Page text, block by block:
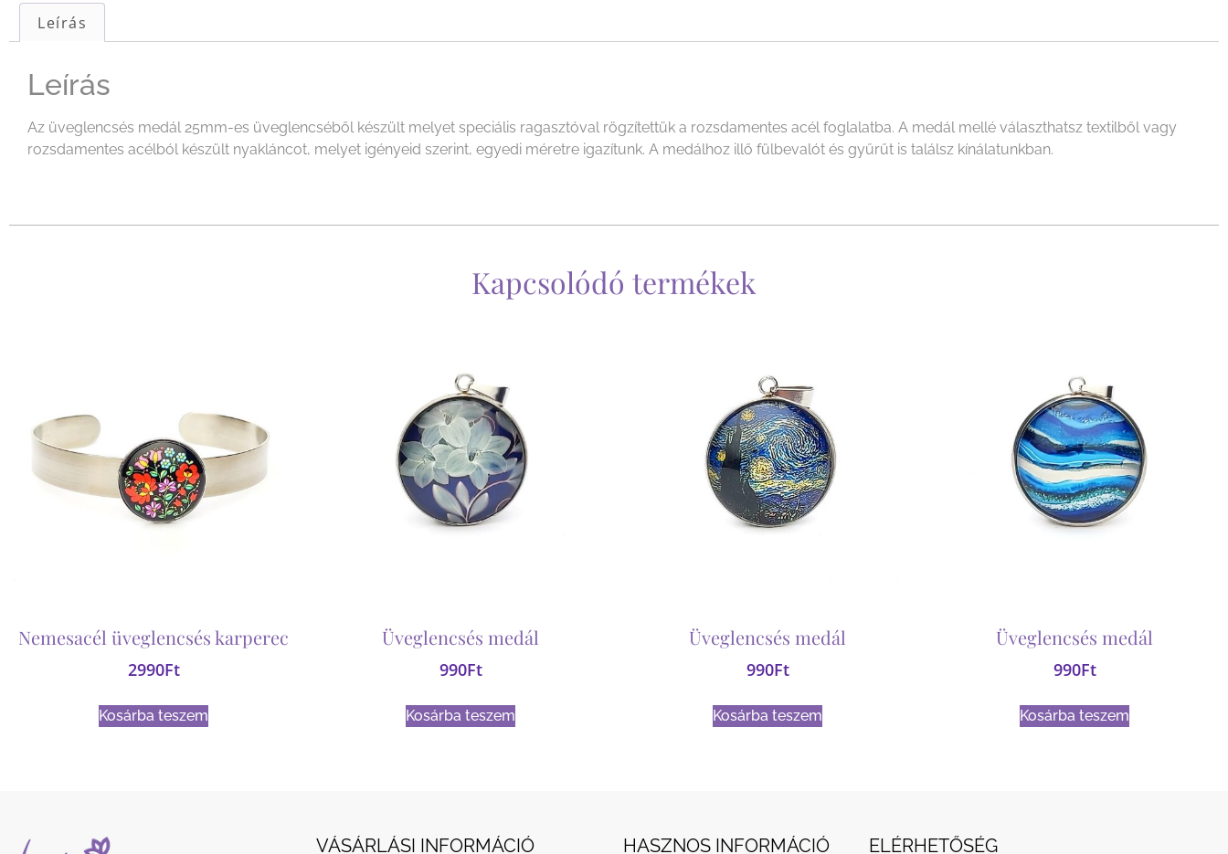
Leírás
Leírás
Az üveglencsés medál 25mm-es üveglencséből készült melyet speciális ragasztóval rögzítettük a rozsdamentes acél foglalatba. A medál mellé választhatsz textilből vagy
rozsdamentes acélból készült nyakláncot, melyet igényeid szerint, egyedi méretre igazítunk. A medálhoz illő fülbevalót és gyűrűt is találsz kínálatunkban.
Kapcsolódó termékek
Nemesacél üveglencsés karperec
2990Ft
Kosárba teszem
Üveglencsés medál
990Ft
Kosárba teszem
Üveglencsés medál
990Ft
Kosárba teszem
Üveglencsés medál
990Ft
Kosárba teszem
VÁSÁRLÁSI INFORMÁCIÓ HASZNOS INFORMÁCIÓ ELÉRHETŐSÉG